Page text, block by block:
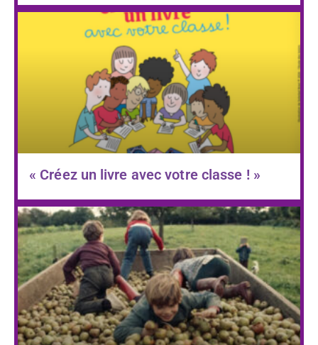
« Créez un livre avec votre classe ! »